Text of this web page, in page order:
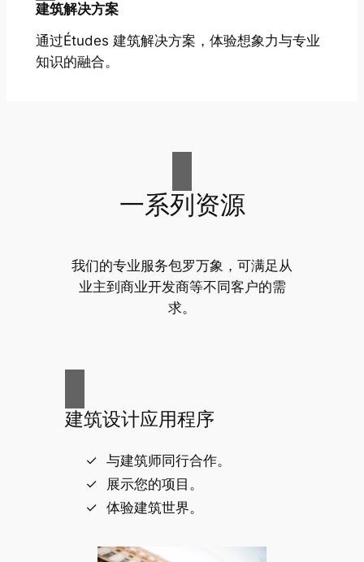
建筑解决方案
通过Études 建筑解决方案，体验想象力与专业
知识的融合。
一系列资源
我们的专业服务包罗万象，可满足从
业主到商业开发商等不同客户的需
求。
建筑设计应用程序
与建筑师同行合作。
展示您的项目。
体验建筑世界。